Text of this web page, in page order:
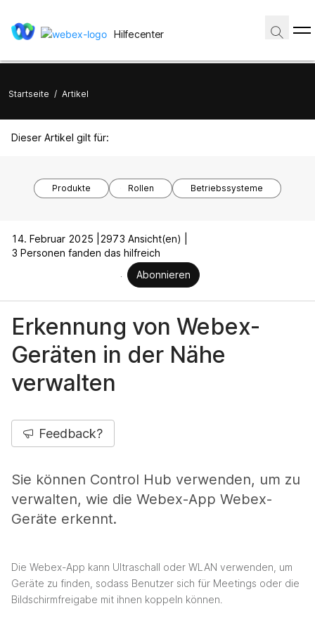
Hilfecenter
Startseite / Artikel
Dieser Artikel gilt für:
Produkte Rollen Betriebssysteme
14. Februar 2025 |
2973 Ansicht(en) |
3 Personen fanden das hilfreich
Abonnieren
Erkennung von Webex-
Geräten in der Nähe
verwalten
Feedback?
Sie können Control Hub verwenden, um zu
verwalten, wie die Webex-App Webex-
Geräte erkennt.
Die Webex-App kann Ultraschall oder WLAN verwenden, um
Geräte zu finden, sodass Benutzer sich für Meetings oder die
Bildschirmfreigabe mit ihnen koppeln können.